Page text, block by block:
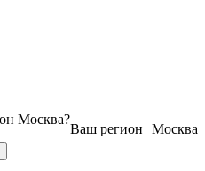
Москва
Ваш регион
Москва?